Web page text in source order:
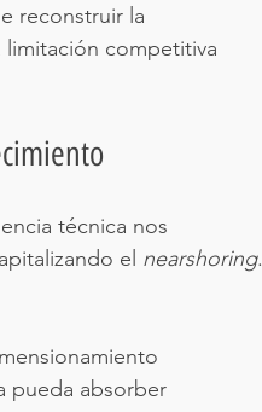
reconstruir la
limitación competitiva
técnica nos
el nearshoring.
pueda absorber